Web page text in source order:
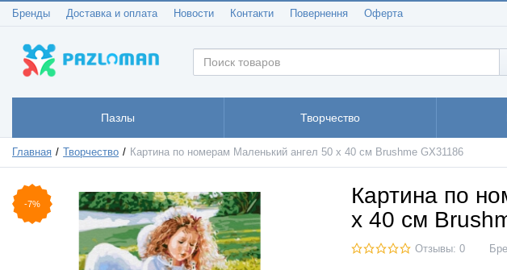
Бренды Доставка и оплата Новости Контакти Повернення Оферта
Пазлы Творчество
Главная Творчество Картина по номерам Маленький ангел 50 х 40 см Brushme GX31186
-7%
Картина по
х 40 см
Отзывы: 0